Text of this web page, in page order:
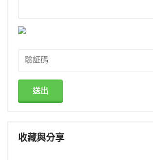
送出
收藏與分享